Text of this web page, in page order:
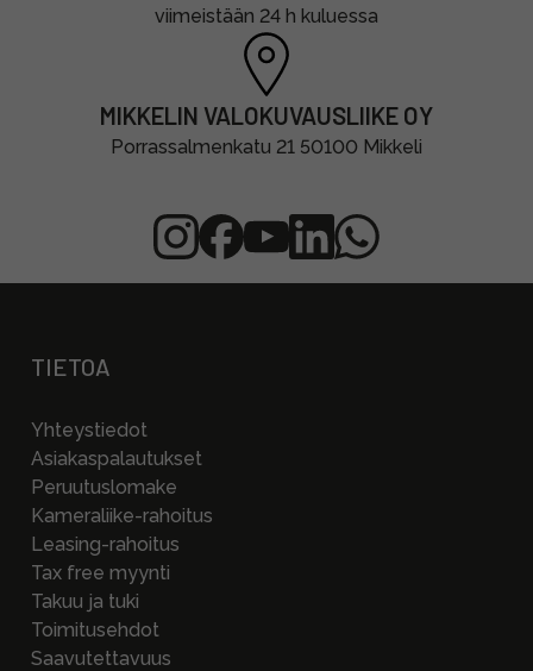
viimeistään 24 h kuluessa
MIKKELIN VALOKUVAUSLIIKE OY
Porrassalmenkatu 21 50100 Mikkeli
TIETOA
Yhteystiedot
Asiakaspalautukset
Peruutuslomake
Kameraliike-rahoitus
Leasing-rahoitus
Tax free myynti
Takuu ja tuki
Toimitusehdot
Saavutettavuus